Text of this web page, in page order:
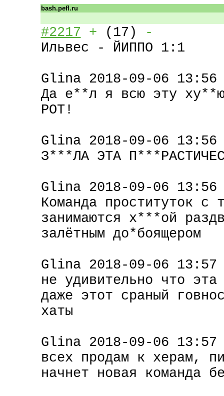
bash.pefl.ru
#2217 + (17) -
Ильвес - ЙИППО 1:1
Glina 2018-09-06 13:56
Да е**л я всю эту
РОТ!
Glina 2018-09-06 13:56
З***ЛА ЭТА
Glina 2018-09-06 13:56
Команда проституток
занимаются х***ой
залётным до*боящером
Glina 2018-09-06 13:57
не удивительно что
даже этот сраный
хаты
Glina 2018-09-06 13:57
всех продам к херам,
начнет новая команда